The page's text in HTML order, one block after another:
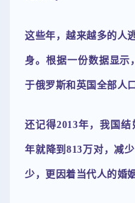
这些年，越来越多的人
身。根据一份数据显示
于俄罗斯和英国全部人
还记得2013年，我国
年就降到813万对，减
少，更因着当代人的婚